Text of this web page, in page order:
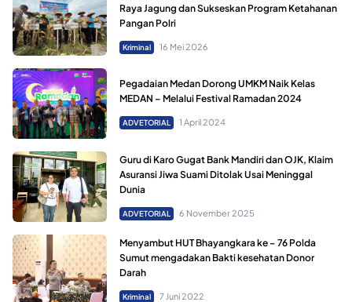
Raya Jagung dan Sukseskan Program Ketahanan
Pangan Polri
Kriminal 16 Mei 2026
Pegadaian Medan Dorong UMKM Naik Kelas
MEDAN – Melalui Festival Ramadan 2024
ADVETORIAL 1 April 2024
Guru di Karo Gugat Bank Mandiri dan OJK, Klaim
Asuransi Jiwa Suami Ditolak Usai Meninggal
Dunia
ADVETORIAL 6 November 2025
Menyambut HUT Bhayangkara ke – 76 Polda
Sumut mengadakan Bakti kesehatan Donor
Darah
Kriminal 7 Juni 2022